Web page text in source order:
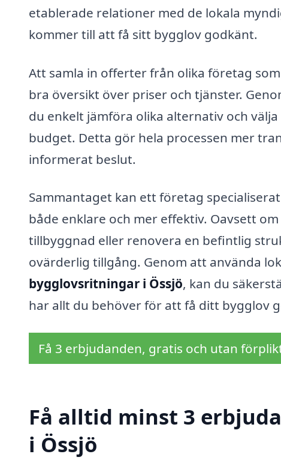
etablerade relationer med de lokala
kommer till att få sitt bygglov godkänt.
Att samla in offerter från olika företag
bra översikt över priser och tjänster.
du enkelt jämföra olika alternativ och
budget. Detta gör hela processen mer
informerat beslut.
Sammantaget kan ett företag
både enklare och mer effektiv. Oavsett
tillbyggnad eller renovera en befintlig
ovärderlig tillgång. Genom att använda
bygglovsritningar i Össjö, kan du
har allt du behöver för att få ditt bygglov
Få 3 erbjudanden, gratis och utan
Få alltid minst 3
i Össjö